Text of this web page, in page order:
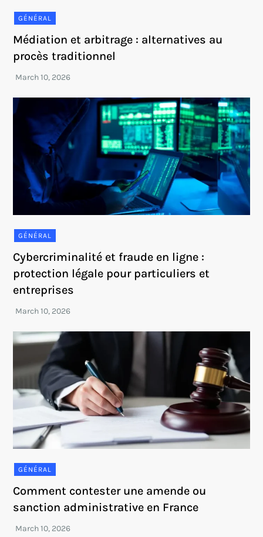
GÉNÉRAL
Médiation et arbitrage : alternatives au
procès traditionnel
GÉNÉRAL
Cybercriminalité et fraude en ligne :
protection légale pour particuliers et
entreprises
GÉNÉRAL
Comment contester une amende ou
sanction administrative en France